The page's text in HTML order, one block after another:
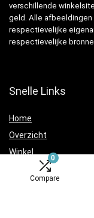
0
Compare
verschillende
geld. Alle
respectievelijke
respectievelijke
Snelle Links
Home
Overzicht
Winkel